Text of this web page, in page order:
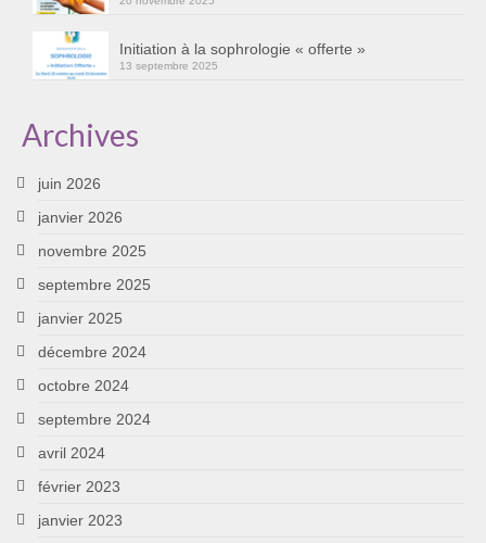
Initiation à la sophrologie « offerte »
13 septembre 2025
Archives
juin 2026
janvier 2026
novembre 2025
septembre 2025
janvier 2025
décembre 2024
octobre 2024
septembre 2024
avril 2024
février 2023
janvier 2023